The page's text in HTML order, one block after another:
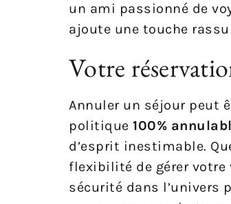
un ami passionné de
ajoute une touche
Votre
Annuler un séjour peut
politique 100%
d’esprit inestimable.
flexibilité de gérer votre
sécurité dans l’univers